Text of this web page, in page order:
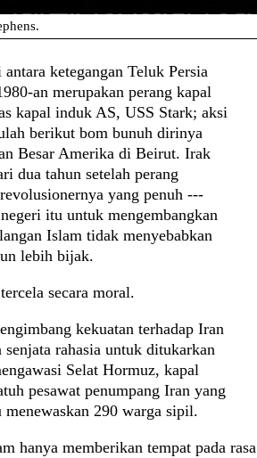
ketegangan Teluk Persia
an merupakan perang kapal
kapal induk AS, USS Stark; aksi
berikut bom bunuh dirinya
Besar Amerika di Beirut. Irak
dua tahun setelah perang
yang penuh ---
itu untuk mengembangkan
Islam tidak menyebabkan
lebih bijak.
secara moral.
kekuatan terhadap Iran
rahasia untuk ditukarkan
Selat Hormuz, kapal
pesawat penumpang Iran yang
290 warga sipil.
hanya memberikan tempat pada rasa